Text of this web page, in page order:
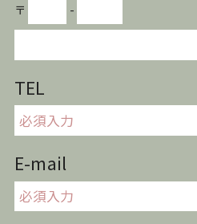
〒 -
TEL
E-mail